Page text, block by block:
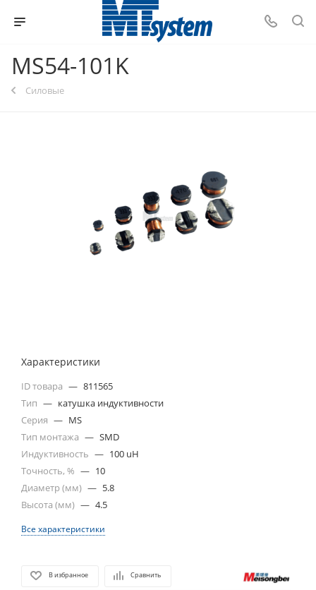
MS54-101K
Силовые
Характеристики
ID товара — 811565
Тип — катушка индуктивности
Серия — MS
Тип монтажа — SMD
Индуктивность — 100 uH
Точность, % — 10
Диаметр (мм) — 5.8
Высота (мм) — 4.5
Все характеристики
В избранное Сравнить